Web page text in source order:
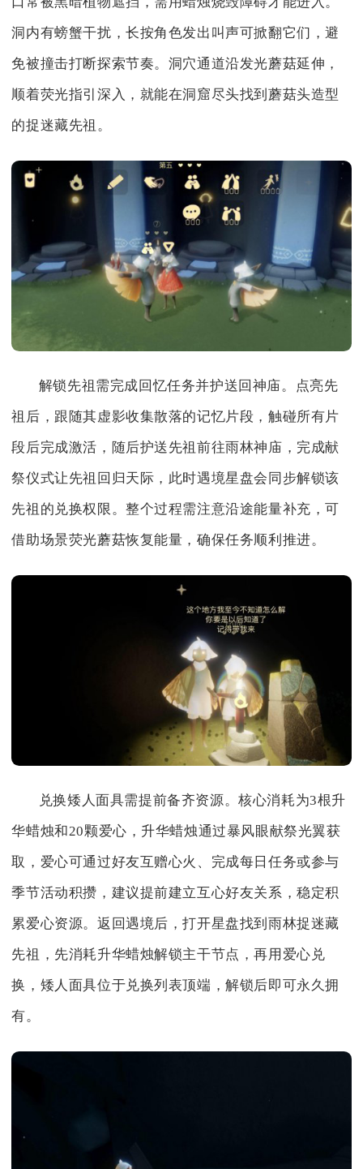
洞内有螃蟹干扰，长按角色发出叫声可掀翻它们，避
免被撞击打断探索节奏。洞穴通道沿发光蘑菇延伸，
顺着荧光指引深入，就能在洞窟尽头找到蘑菇头造型
的捉迷藏先祖。
解锁先祖需完成回忆任务并护送回神庙。点亮先
祖后，跟随其虚影收集散落的记忆片段，触碰所有片
段后完成激活，随后护送先祖前往雨林神庙，完成献
祭仪式让先祖回归天际，此时遇境星盘会同步解锁该
先祖的兑换权限。整个过程需注意沿途能量补充，可
借助场景荧光蘑菇恢复能量，确保任务顺利推进。
兑换矮人面具需提前备齐资源。核心消耗为3根升
华蜡烛和20颗爱心，升华蜡烛通过暴风眼献祭光翼获
取，爱心可通过好友互赠心火、完成每日任务或参与
季节活动积攒，建议提前建立互心好友关系，稳定积
累爱心资源。返回遇境后，打开星盘找到雨林捉迷藏
先祖，先消耗升华蜡烛解锁主干节点，再用爱心兑
换，矮人面具位于兑换列表顶端，解锁后即可永久拥
有。